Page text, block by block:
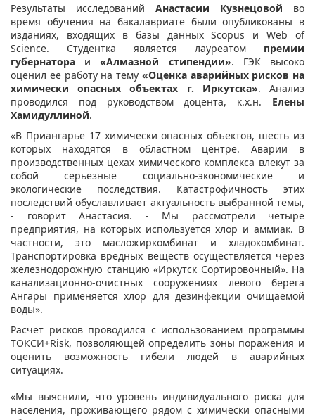
Результаты исследований Анастасии Кузнецовой во
время обучения на бакалавриате были опубликованы в
изданиях, входящих в базы данных Scopus и Web of
Science. Студентка является лауреатом премии
губернатора и«Алмазной стипендии». ГЭК высоко
оценил ее работу на тему «Оценка аварийных рисков на
химически опасных объектах г. Иркутска». Анализ
проводился под руководством доцента, к.х.н. Елены
Хамидуллиной.
«В Приангарье 17 химически опасных объектов, шесть из
которых находятся в областном центре. Аварии в
производственных цехах химического комплекса влекут за
собой серьезные социально-экономические и
экологические последствия. Катастрофичность этих
последствий обуславливает актуальность выбранной темы,
- говорит Анастасия. - Мы рассмотрели четыре
предприятия, на которых используется хлор и аммиак. В
частности, это масложиркомбинат и хладокомбинат.
Транспортировка вредных веществ осуществляется через
железнодорожную станцию «Иркутск Сортировочный». На
канализационно-очистных сооружениях левого берега
Ангары применяется хлор для дезинфекции очищаемой
воды».
Расчет рисков проводился с использованием программы
ТОКСИ+Risk, позволяющей определить зоны поражения и
оценить возможность гибели людей в аварийных
ситуациях.
«Мы выяснили, что уровень индивидуального риска для
населения, проживающего рядом с химически опасными